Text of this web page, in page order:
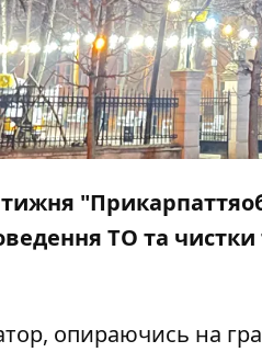
ТО та
опираючись на